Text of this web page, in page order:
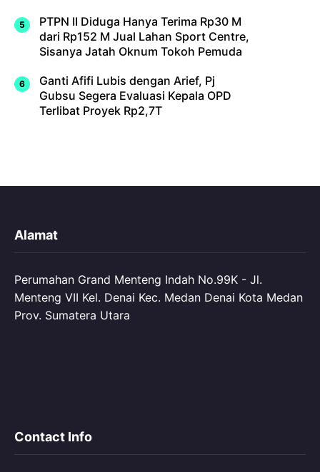
PTPN II Diduga Hanya Terima Rp30 M
dari Rp152 M Jual Lahan Sport Centre,
Sisanya Jatah Oknum Tokoh Pemuda
Ganti Afifi Lubis dengan Arief, Pj
Gubsu Segera Evaluasi Kepala OPD
Terlibat Proyek Rp2,7T
Alamat
Perumahan Grand Menteng Indah No.99K - Jl.
Menteng VII Kel. Denai Kec. Medan Denai Kota Medan
Prov. Sumatera Utara
Contact Info